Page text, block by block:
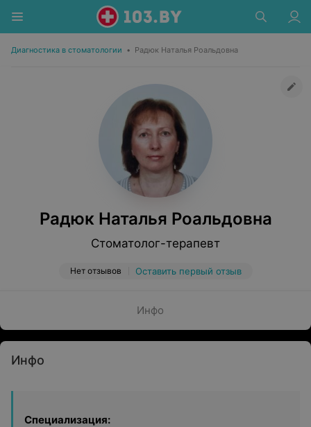
Диагностика в стоматологии • Радюк Наталья Роальдовна
Радюк Наталья Роальдовна
Стоматолог-терапевт
Нет отзывов Оставить первый отзыв
Инфо
Инфо
Специализация: